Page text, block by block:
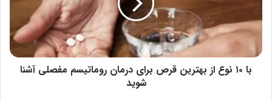
قرص
برای
درمان
روماتیسم
مفصلی با ۱۰ نوع از بهترین قرص برای درمان روماتیسم مفصلی آشنا
شوید